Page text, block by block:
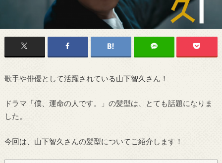
歌手や俳優として活躍されている山下智久さん！
ドラマ「僕、運命の人です。」の髪型は、とても話題になりま
した。
今回は、山下智久さんの髪型についてご紹介します！